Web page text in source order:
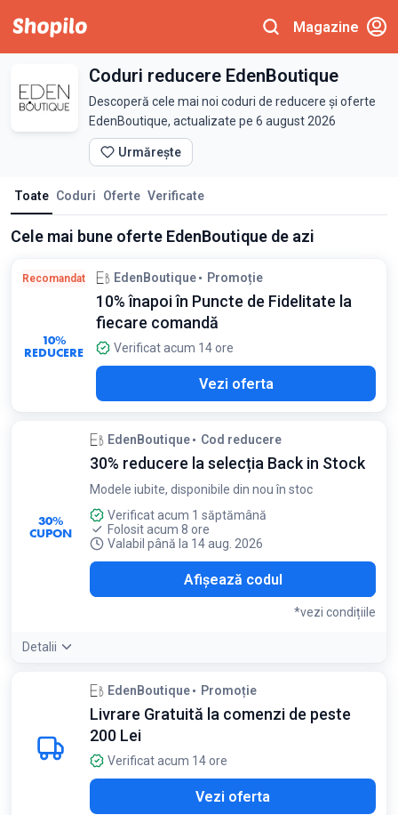
Magazine
Coduri reducere EdenBoutique
Descoperă cele mai noi coduri de reducere și oferte
EdenBoutique, actualizate pe 6 august 2026
Urmărește
Toate Coduri Oferte Verificate
Cele mai bune oferte EdenBoutique de azi
Recomandat
10%
REDUCERE
EdenBoutique Promoție
10% înapoi în Puncte de Fidelitate la
fiecare comandă
Verificat acum 14 ore
Vezi oferta
30%
CUPON
EdenBoutique Cod reducere
30% reducere la selecția Back in Stock
Modele iubite, disponibile din nou în stoc
Verificat acum 1 săptămână
Folosit acum 8 ore
Valabil până la 14 aug. 2026
Afișează codul
*vezi condițiile
Detalii
Reducere valabilă doar pentru selecția Back in Stock
EdenBoutique Promoție
Livrare Gratuită la comenzi de peste
200 Lei
Verificat acum 14 ore
Vezi oferta